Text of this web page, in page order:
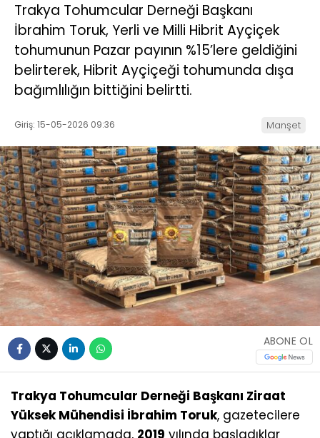
Trakya Tohumcular Derneği Başkanı
İbrahim Toruk, Yerli ve Milli Hibrit Ayçiçek
tohumunun Pazar payının %15’lere geldiğini
belirterek, Hibrit Ayçiçeği tohumunda dışa
bağımlılığın bittiğini belirtti.
Giriş: 15-05-2026 09:36 Manşet
ABONE OL
Trakya Tohumcular Derneği Başkanı Ziraat
Yüksek Mühendisi İbrahim Toruk, gazetecilere